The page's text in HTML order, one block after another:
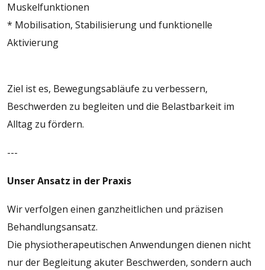
Muskelfunktionen
* Mobilisation, Stabilisierung und funktionelle
Aktivierung
Ziel ist es, Bewegungsabläufe zu verbessern,
Beschwerden zu begleiten und die Belastbarkeit im
Alltag zu fördern.
---
Unser Ansatz in der Praxis
Wir verfolgen einen ganzheitlichen und präzisen
Behandlungsansatz.
Die physiotherapeutischen Anwendungen dienen nicht
nur der Begleitung akuter Beschwerden, sondern auch